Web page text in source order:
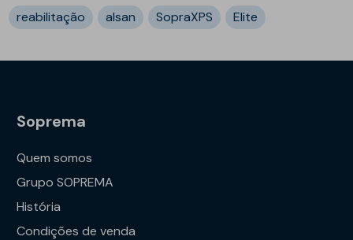
reabilitação alsan SopraXPS Elite
Soprema
Quem somos
Grupo SOPREMA
História
Condições de venda